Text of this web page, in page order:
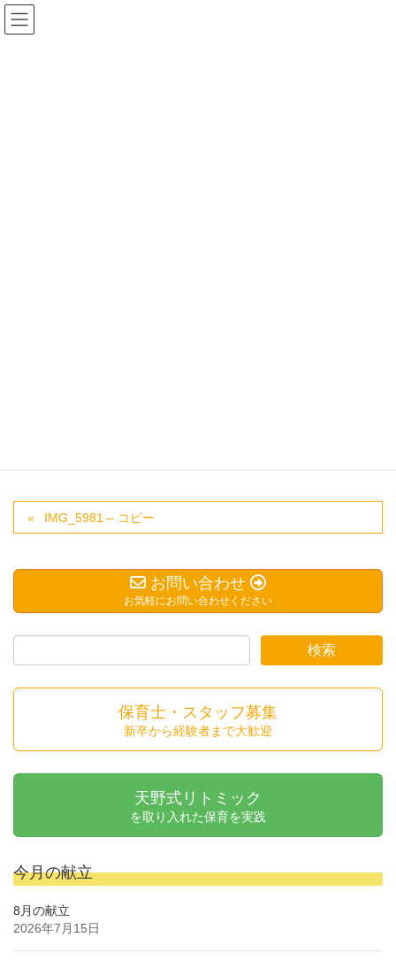
IMG_5981 – コピー
お問い合わせ
お気軽にお問い合わせください
保育士・スタッフ募集
新卒から経験者まで大歓迎
天野式リトミック
を取り入れた保育を実践
今月の献立
8月の献立
2026年7月15日